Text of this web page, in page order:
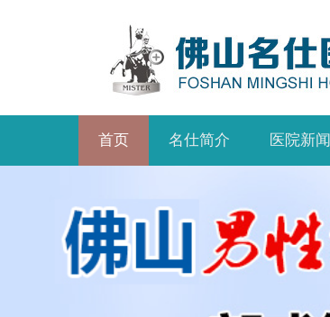
首页 名仕简介 医院新闻